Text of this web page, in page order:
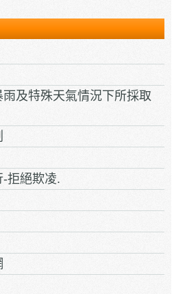
及特殊天氣情況下所採取
拒絕欺凌.